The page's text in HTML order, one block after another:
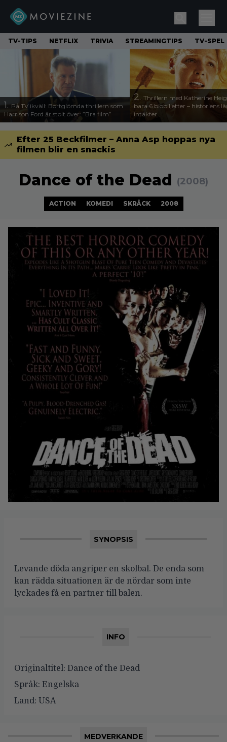
TV-TIPS NETFLIX TRIVIA STREAMINGTIPS TV-SPEL
1. På TV ikväll: Bortglömda thrillern som
Harrison Ford är stolt över: ”Bra film”
2. Thrillern med Katherine
bara 6 biobiljetter – historiens
intäkter
Efter 25 Beckfilmer – Anna Asp hoppas nya
filmen blir en snackis
Dance of the Dead (2008)
ACTION KOMEDI SKRÄCK 2008
SYNOPSIS
Levande döda angriper en skolbal. De enda som
kan rädda situationen är de nördar som inte
lyckades få en partner till balen.
INFO
Originaltitel: Dance of the Dead
Språk: Engelska
Land: USA
MEDVERKANDE